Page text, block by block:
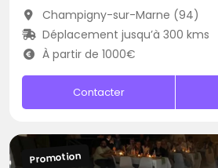
Champigny-sur-Marne (94)
Déplacement jusqu’à 300 kms
À partir de 1000€
Contacter
Promotion